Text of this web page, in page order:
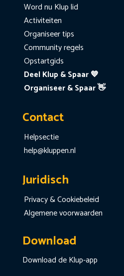
Word nu Klup lid
Activiteiten
Organiseer tips
Community regels
Opstartgids
Deel Klup & Spaar 💙
Organiseer & Spaar 👋
Contact
Helpsectie
help@kluppen.nl
Juridisch
Privacy & Cookiebeleid
Algemene voorwaarden
Download
Download de Klup-app